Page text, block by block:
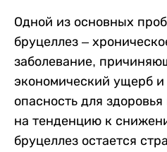
Одной из основных
бруцеллез –
заболевание,
экономический ущерб
опасность для
на тенденцию к
бруцеллез остается